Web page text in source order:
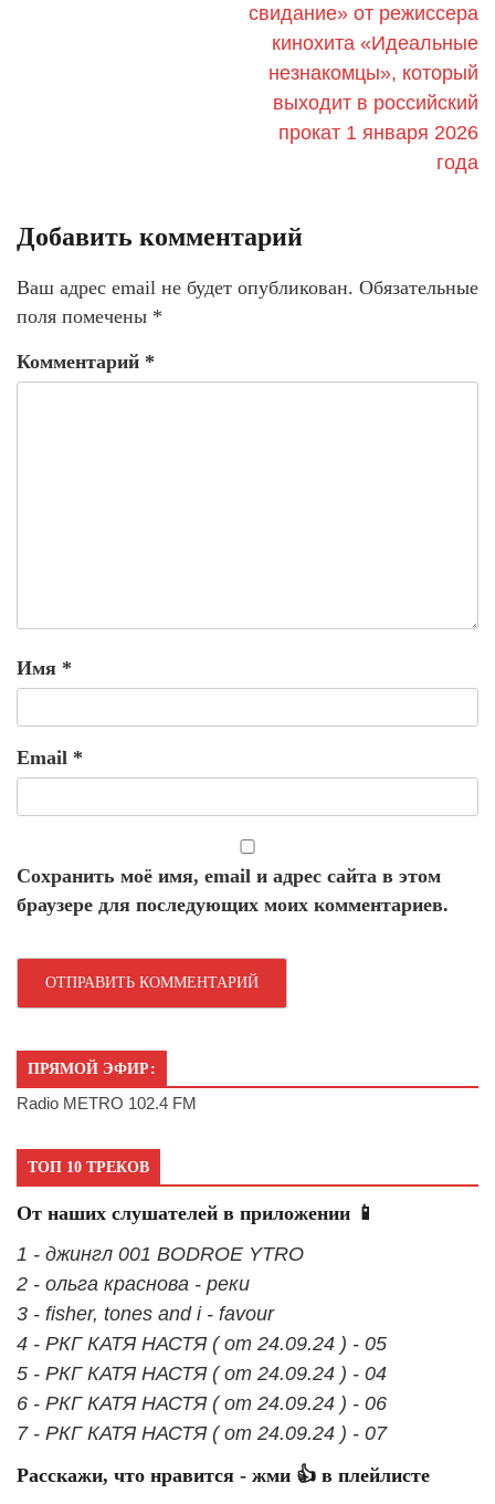
свидание» от режиссера
кинохита «Идеальные
незнакомцы», который
выходит в российский
прокат 1 января 2026
года
Добавить комментарий
Ваш адрес email не будет опубликован. Обязательные
поля помечены *
Комментарий *
Имя *
Email *
Сохранить моё имя, email и адрес сайта в этом
браузере для последующих моих комментариев.
ПРЯМОЙ ЭФИР:
Radio METRO 102.4 FM
ТОП 10 ТРЕКОВ
От наших слушателей в приложении 📱
1 - джингл 001 BODROE YTRO
2 - ольга краснова - реки
3 - fisher, tones and i - favour
4 - РКГ КАТЯ НАСТЯ ( от 24.09.24 ) - 05
5 - РКГ КАТЯ НАСТЯ ( от 24.09.24 ) - 04
6 - РКГ КАТЯ НАСТЯ ( от 24.09.24 ) - 06
7 - РКГ КАТЯ НАСТЯ ( от 24.09.24 ) - 07
Расскажи, что нравится - жми 👍 в плейлисте